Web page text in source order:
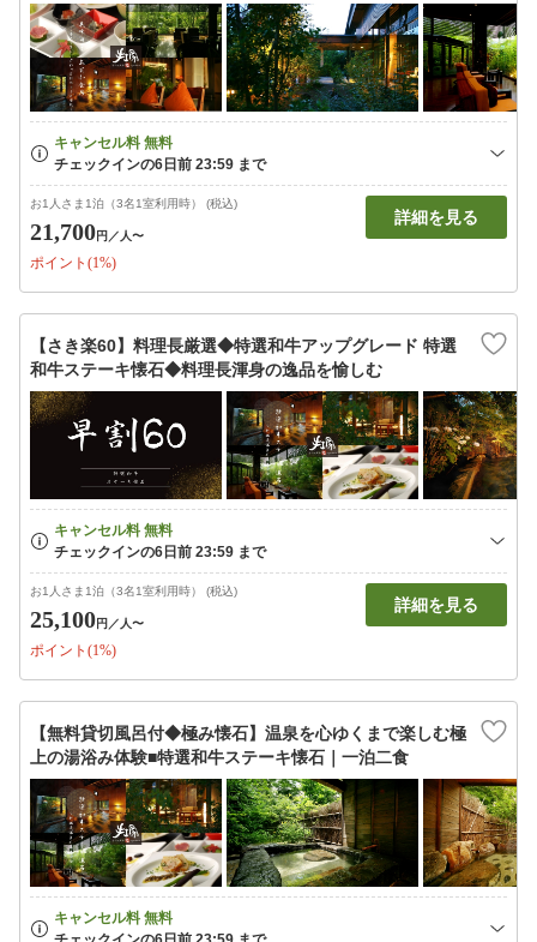
お1人さま1泊（3名1室利用時） (税込)
21,700円 ／人〜
ポイント(1%)
詳細を見る
【さき楽60】料理長厳選◆特選和牛アップグレード 特選
和牛ステーキ懐石◆料理長渾身の逸品を愉しむ
お1人さま1泊（3名1室利用時） (税込)
25,100円 ／人〜
ポイント(1%)
詳細を見る
【無料貸切風呂付◆極み懐石】温泉を心ゆくまで楽しむ極
上の湯浴み体験■特選和牛ステーキ懐石｜一泊二食